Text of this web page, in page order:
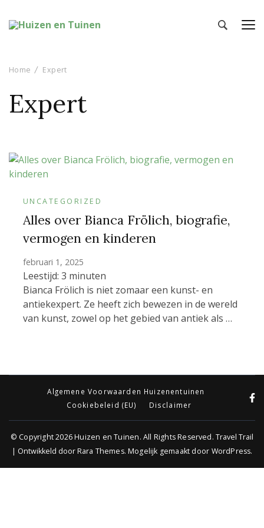
Home Expert
Expert
UNCATEGORIZED
Alles over Bianca Frölich, biografie,
vermogen en kinderen
februari 1, 2025
Leestijd: 3 minuten
Bianca Frölich is niet zomaar een kunst- en
antiekexpert. Ze heeft zich bewezen in de wereld
van kunst, zowel op het gebied van antiek als …
Algemene Voorwaarden Huizenentuinen
Cookiebeleid (EU)
Disclaimer
© Copyright 2026Huizen en Tuinen. All Rights Reserved.Travel Trail
| Ontwikkeld doorRara Themes. Mogelijk gemaakt door WordPress.